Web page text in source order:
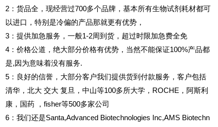
2 ：货品全，现经营过700多个品牌，基本所有生物试剂耗材都可
以进口，特别是冷偏的产品那就更有优势，
3 ：提供加急服务，一般1-2周到货，超过时限加急费全免
4 ：价格公道，绝大部分价格有优势，当然不能保证100%产品都
是,因为意味着没有服务.
5 ：良好的信誉，大部分客户我们提供货到付款服务，客户包括
清华，北大 交大 复旦，中山等100多所大学，ROCHE，阿斯利
康，国药
，fisher等500多家公司
6 ：我们还是Santa,Advanced Biotechnologies Inc,AMS Biotechn